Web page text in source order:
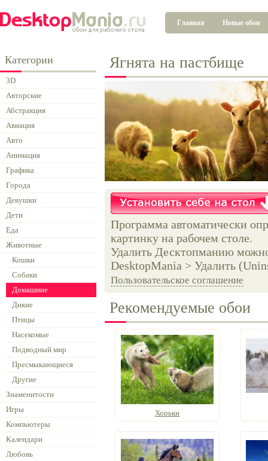
Главная Новые обои
Категории
3D
Авторские
Абстракция
Авиация
Авто
Анимация
Графика
Города
Девушки
Дети
Еда
Животные
Кошки
Собаки
Домашние
Дикие
Птицы
Насекомые
Подводный мир
Пресмыкающиеся
Другие
Знаменитости
Игры
Компьютеры
Календари
Любовь
Ягнята на пастбище
Программа автоматически
картинку на рабочем столе.
Удалить Десктопманию
DesktopMania > Удалить
Пользовательское соглашение
Рекомендуемые обои
Хорьки